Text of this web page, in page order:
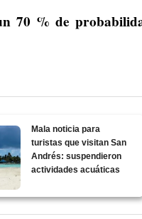
70 % de
Mala noticia para
turistas que visitan San
Andrés: suspendieron
actividades acuáticas